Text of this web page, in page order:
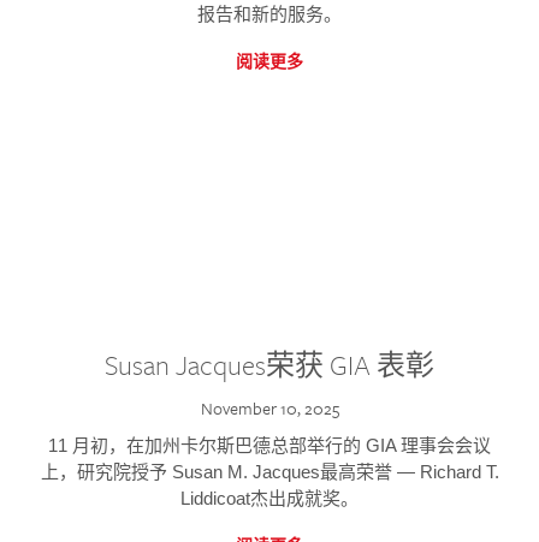
报告和新的服务。
阅读更多
Susan Jacques荣获 GIA 表彰
November 10, 2025
11 月初，在加州卡尔斯巴德总部举行的 GIA 理事会会议
上，研究院授予 Susan M. Jacques最高荣誉 — Richard T.
Liddicoat杰出成就奖。